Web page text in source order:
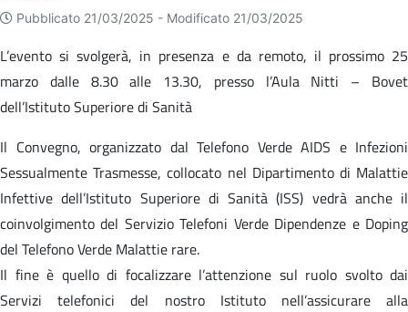
Pubblicato 21/03/2025 - Modificato 21/03/2025
L’evento si svolgerà, in presenza e da remoto, il prossimo 25
marzo dalle 8.30 alle 13.30, presso l’Aula Nitti – Bovet
dell’Istituto Superiore di Sanità
Il Convegno, organizzato dal Telefono Verde AIDS e Infezioni
Sessualmente Trasmesse, collocato nel Dipartimento di Malattie
Infettive dell’Istituto Superiore di Sanità (ISS) vedrà anche il
coinvolgimento del Servizio Telefoni Verde Dipendenze e Doping
del Telefono Verde Malattie rare.
Il fine è quello di focalizzare l’attenzione sul ruolo svolto dai
Servizi telefonici del nostro Istituto nell’assicurare alla